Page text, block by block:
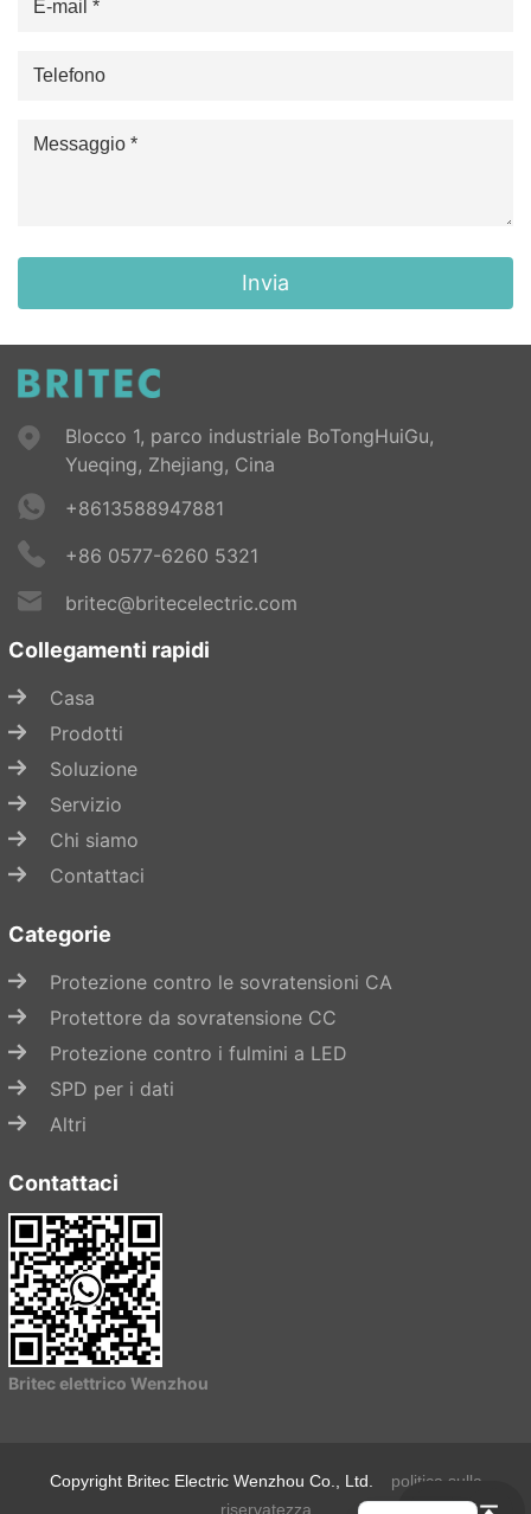
Invia
Avvia chat
Blocco 1, parco industriale BoTongHuiGu,
Yueqing, Zhejiang, Cina
+8613588947881
+86 0577-6260 5321
britec@britecelectric.com
Collegamenti rapidi
Casa
Prodotti
Soluzione
Servizio
Chi siamo
Contattaci
Categorie
Protezione contro le sovratensioni CA
Protettore da sovratensione CC
Protezione contro i fulmini a LED
SPD per i dati
Altri
Contattaci
Britec elettrico Wenzhou
Copyright Britec Electric Wenzhou Co., Ltd.
politica sulla
riservatezza